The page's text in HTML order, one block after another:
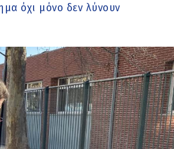
όχι μόνο δεν λύνουν